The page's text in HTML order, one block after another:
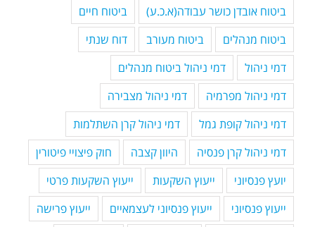
ביטוח אובדן כושר עבודה(א.כ.ע)
ביטוח חיים
ביטוח מנהלים
ביטוח מעורב
דוח שנתי
דמי ניהול
דמי ניהול ביטוח מנהלים
דמי ניהול מפרמיה
דמי ניהול מצבירה
דמי ניהול קופת גמל
דמי ניהול קרן השתלמות
דמי ניהול קרן פנסיה
היוון קצבה
חוק פיצויי פיטורין
יועץ פנסיוני
ייעוץ השקעות
ייעוץ השקעות פרטי
ייעוץ פנסיוני
ייעוץ פנסיוני לעצמאיים
ייעוץ פרישה